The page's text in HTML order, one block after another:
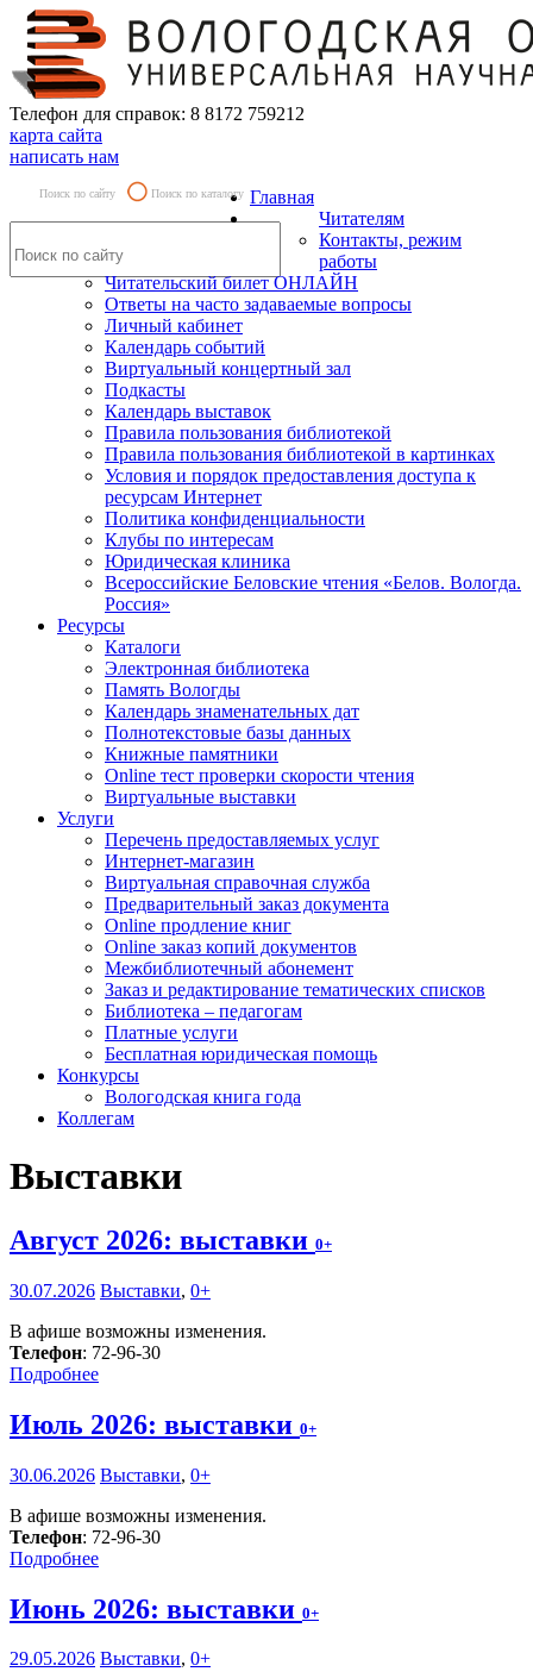
Телефон для справок: 8 8172 759212
карта сайта
написать нам
Поиск по сайту Поиск по каталогу Главная
Читателям
Контакты, режим
работы
Читательский билет ОНЛАЙН
Ответы на часто задаваемые вопросы
Личный кабинет
Календарь событий
Виртуальный концертный зал
Подкасты
Календарь выставок
Правила пользования библиотекой
Правила пользования библиотекой в картинках
Условия и порядок предоставления доступа к
ресурсам Интернет
Политика конфиденциальности
Клубы по интересам
Юридическая клиника
Всероссийские Беловские чтения «Белов. Вологда.
Россия»
Ресурсы
Каталоги
Электронная библиотека
Память Вологды
Календарь знаменательных дат
Полнотекстовые базы данных
Книжные памятники
Online тест проверки скорости чтения
Виртуальные выставки
Услуги
Перечень предоставляемых услуг
Интернет-магазин
Виртуальная справочная служба
Предварительный заказ документа
Online продление книг
Online заказ копий документов
Межбиблиотечный абонемент
Заказ и редактирование тематических списков
Библиотека – педагогам
Платные услуги
Бесплатная юридическая помощь
Конкурсы
Вологодская книга года
Коллегам
Выставки
Август 2026: выставки 0+
30.07.2026 Выставки, 0+
В афише возможны изменения.
Телефон: 72-96-30
Подробнее
Июль 2026: выставки 0+
30.06.2026 Выставки, 0+
В афише возможны изменения.
Телефон: 72-96-30
Подробнее
Июнь 2026: выставки 0+
29.05.2026 Выставки, 0+